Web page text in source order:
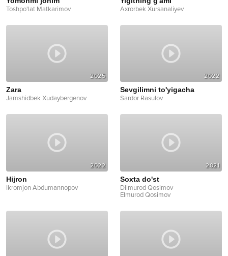
Toshpo'lat Matkarimov
Axrorbek Xursanaliyev
2025
Zara
Jamshidbek Xudaybergenov
2022
Sevgilimni to'yigacha
Sardor Rasulov
2022
Hijron
Ikromjon Abdumannopov
2021
Soxta do'st
Dilmurod Qosimov
Elmurod Qosimov